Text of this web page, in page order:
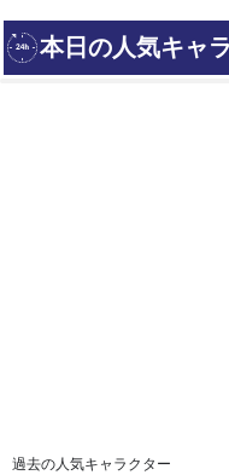
過去の人気キャラクター